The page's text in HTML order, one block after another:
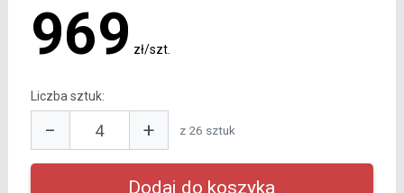
969 zł/szt.
Liczba sztuk:
− + z 26 sztuk